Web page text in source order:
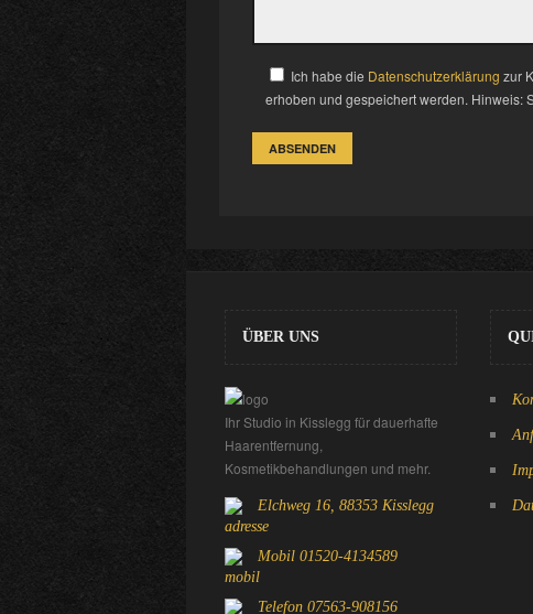
Ich habe die Datenschutzerklärung zur
erhoben und gespeichert werden. Hinweis:
ÜBER UNS
Ihr Studio in Kisslegg für dauerhafte
Haarentfernung,
Kosmetikbehandlungen und mehr.
Elchweg 16, 88353 Kisslegg
Mobil 01520-4134589
Telefon 07563-908156